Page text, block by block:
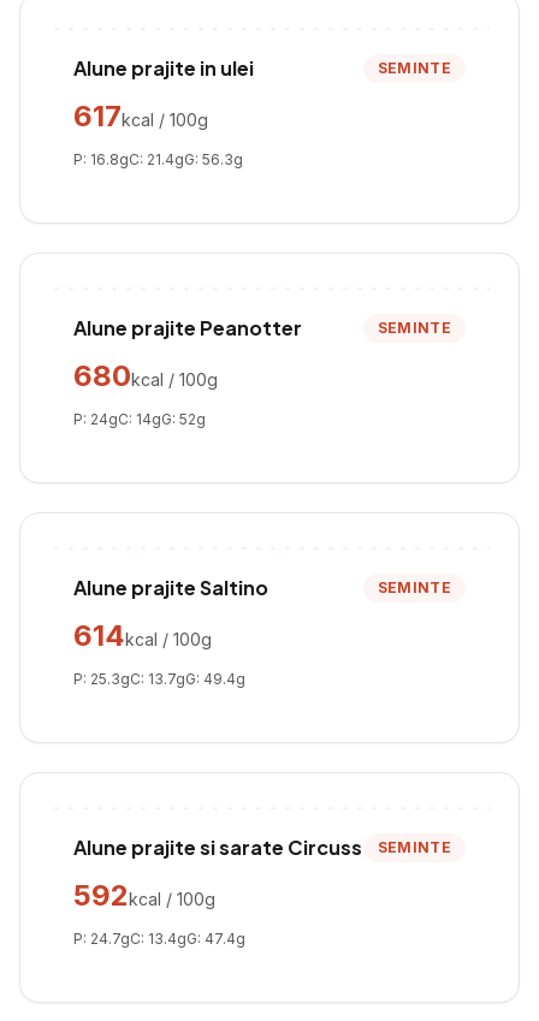
Alune prajite in ulei SEMINTE
617kcal / 100g
P: 16.8gC: 21.4gG: 56.3g
Alune prajite Peanotter SEMINTE
680kcal / 100g
P: 24gC: 14gG: 52g
Alune prajite Saltino SEMINTE
614kcal / 100g
P: 25.3gC: 13.7gG: 49.4g
Alune prajite si sarate Circuss SEMINTE
592kcal / 100g
P: 24.7gC: 13.4gG: 47.4g